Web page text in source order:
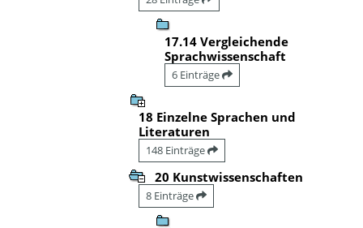
17.14 Vergleichende
Sprachwissenschaft
6 Einträge
18 Einzelne Sprachen und
Literaturen
148 Einträge
20 Kunstwissenschaften
8 Einträge